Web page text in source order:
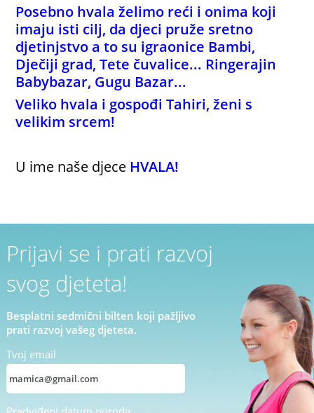
Posebno hvala želimo reći i onima koji
imaju isti cilj, da djeci pruže sretno
djetinjstvo a to su igraonice Bambi,
Dječiji grad, Tete čuvalice... Ringerajin
Babybazar, Gugu Bazar...
Veliko hvala i gospođi Tahiri, ženi s
velikim srcem!
U ime naše djece HVALA!
Prijavi se i prati razvoj
svog djeteta!
Besplatni sedmični bilten koji pažljivo
prati razvoj vašeg djeteta.
Tvoj email